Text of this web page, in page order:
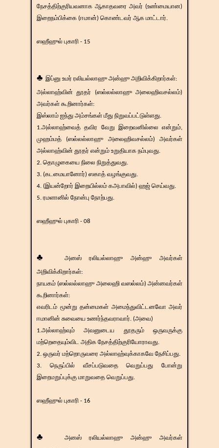
நேசத்திற்குரியவனாக ஆகாதவரை அவர் (உண்மையான)
இறைநம்பிக்கை (ஈமான்) கொண்டவர் ஆக மாட்டார்.
ஸஹீஹுல் புகாரி - 15
♣ இப்னு உமர் ரலியல்லாஹு அன்ஹு அறிவிக்கிறார்கள்:
அல்லாஹ்வின் தூதர் (ஸல்லல்லாஹு அலைஹிவசல்லம்)
அவர்கள் கூறினார்கள்:
இஸ்லாம் ஐந்து அம்சங்கள் மீது நிறுவப்பட்டுள்ளது.
1.அல்லாஹ்வைத் தவிர வேறு இறைவனில்லை என்றும்,
முஹம்மத் (ஸல்லல்லாஹு அலைஹிவசல்லம்) அவர்கள்
அல்லாஹ்வின் தூதர் என்றும் உறுதியாக நம்புவது.
2. தொழுகையை நிலை நிறுத்துவது.
3. (கடமையானோர்) ஸகாத் வழங்குவது.
4. (இயன்றோர் இறையில்லம் கஅபாவில்) ஹஜ் செய்வது.
5. ரமளானில் நோன்பு நோற்பது.
ஸஹீஹுல் புகாரி - 08
♣ அனஸ் ரலியல்லாஹு அன்ஹு அவர்கள்
அறிவிக்கிறார்கள்:
நாயகம் (ஸல்லல்லாஹு அலைஹி வஸல்லம்) அன்னவர்கள்
கூறினார்கள்:
எவரிடம் மூன்று தன்மைகள் அமைந்துவிட்டனவோ அவர்
ஈமானின் சுவையை உணர்ந்தவராவார். (அவை)
1.அல்லாஹ்வும் அவனுடைய தூதரும் ஒருவருக்கு
மற்றெதையும்விட அதிக நேசத்திற்குரியோராவது.
2. ஒருவர் மற்றொருவரை அல்லாஹ்வுக்காகவே நேசிப்பது.
3. நெருப்பில் வீசப்படுவதை வெறுப்பது போன்று
இறைமறுப்புக்கு மாறுவதை வெறுப்பது.
ஸஹீஹுல் புகாரி - 16
♣ அனஸ் ரலியல்லாஹு அன்ஹு அவர்கள்